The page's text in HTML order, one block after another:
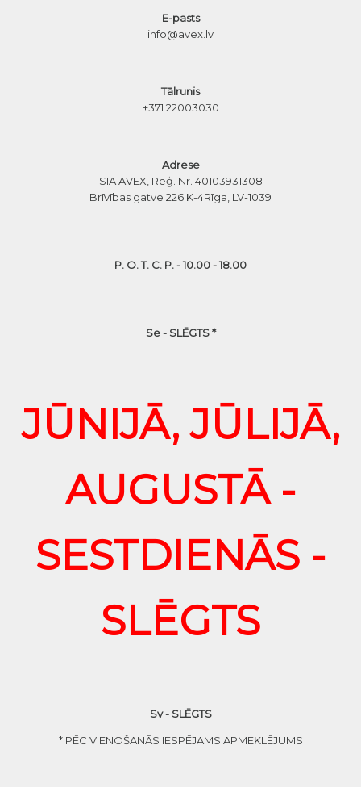
E-pasts
info@avex.lv
Tālrunis
+371 22003030
Adrese
SIA AVEX, Reģ. Nr. 40103931308
Brīvības gatve 226 K-4Rīga, LV-1039
P. O. T. C. P. - 10.00 - 18.00
Se - SLĒGTS *
JŪNIJĀ, JŪLIJĀ,
AUGUSTĀ -
SESTDIENĀS -
SLĒGTS
Sv - SLĒGTS
* PĒC VIENOŠANĀS IESPĒJAMS APMEKLĒJUMS